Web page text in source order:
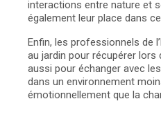
interactions entre nature et
également leur place dans
Enfin, les professionnels de
au jardin pour récupérer lors
aussi pour échanger avec
dans un environnement
émotionnellement que la